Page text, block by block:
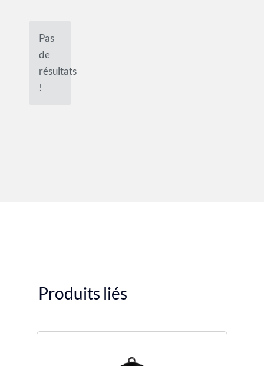
Pas
de
résultats
!
Produits liés